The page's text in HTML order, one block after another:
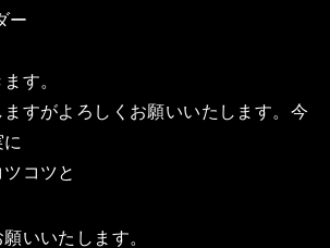
ー
す。
すがよろしくお願いいたします。今
コツと
いいたします。